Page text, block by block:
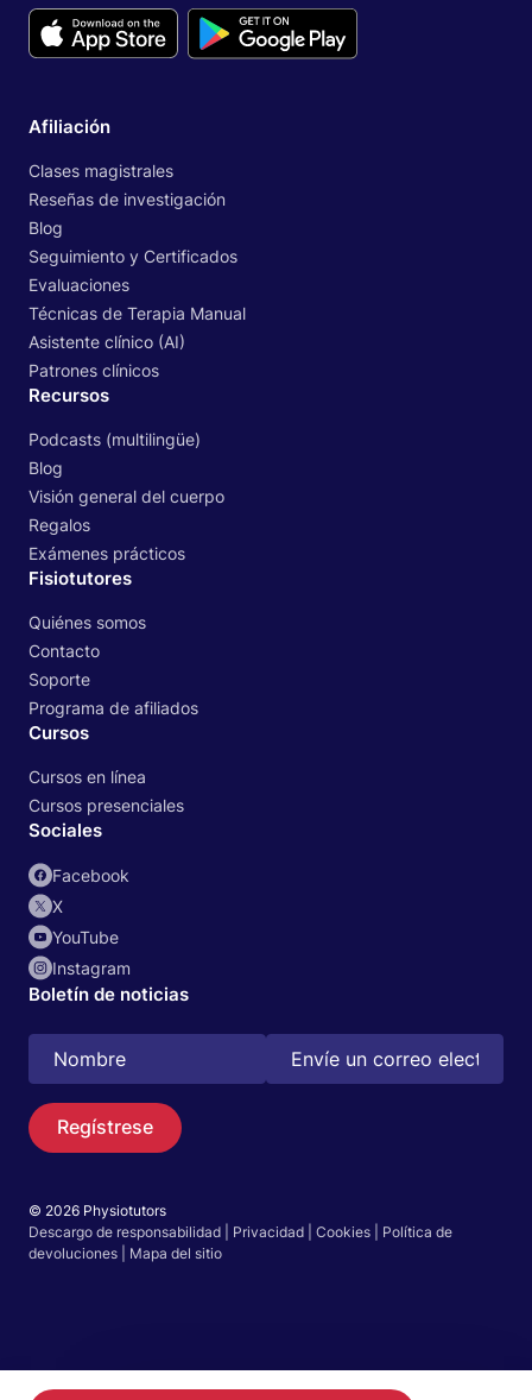
Buscar
Afiliación
Clases magistrales
Reseñas de investigación
Blog
Seguimiento y Certificados
Evaluaciones
Técnicas de Terapia Manual
Asistente clínico (AI)
Patrones clínicos
Recursos
Podcasts (multilingüe)
Blog
Visión general del cuerpo
Regalos
Exámenes prácticos
Fisiotutores
Quiénes somos
Contacto
Soporte
Programa de afiliados
Cursos
Cursos en línea
Cursos presenciales
Sociales
Facebook
X
YouTube
Instagram
Boletín de noticias
Regístrese
© 2026 Physiotutors
Descargo de responsabilidad
Privacidad Cookies
Política de
devoluciones
Mapa del sitio